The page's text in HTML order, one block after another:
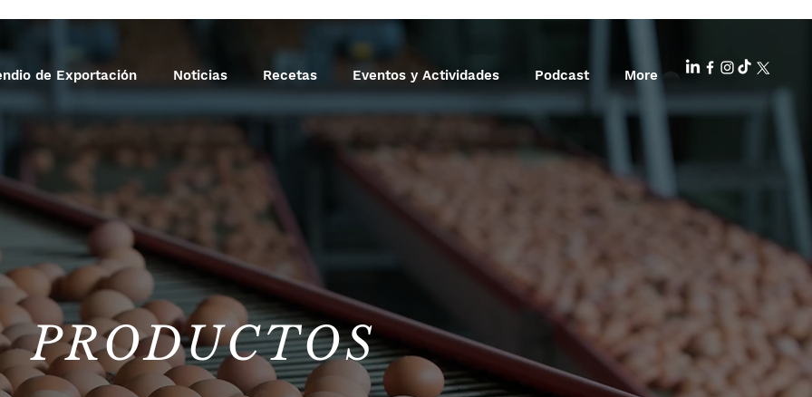
de Exportación Noticias Recetas Eventos y Actividades Podcast More
PRODUCTOS